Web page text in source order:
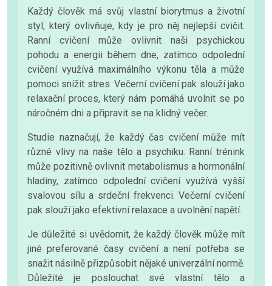
Každý člověk má svůj vlastní biorytmus a životní
styl, který ovlivňuje, kdy je pro něj nejlepší cvičit.
Ranní cvičení může ovlivnit naši psychickou
pohodu a energii během dne, zatímco odpolední
cvičení využívá maximálního výkonu těla a může
pomoci snížit stres. Večerní cvičení pak slouží jako
relaxační proces, který nám pomáhá uvolnit se po
náročném dni a připravit se na klidný večer.
Studie naznačují, že každý čas cvičení může mít
různé vlivy na naše tělo a psychiku. Ranní trénink
může pozitivně ovlivnit metabolismus a hormonální
hladiny, zatímco odpolední cvičení využívá vyšší
svalovou sílu a srdeční frekvenci. Večerní cvičení
pak slouží jako efektivní relaxace a uvolnění napětí.
Je důležité si uvědomit, že každý člověk může mít
jiné preferované časy cvičení a není potřeba se
snažit násilně přizpůsobit nějaké univerzální normě.
Důležité je poslouchat své vlastní tělo a